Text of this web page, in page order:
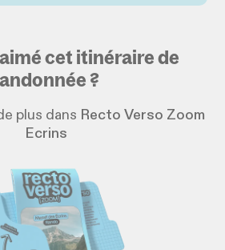
cet itinéraire de
?
plus dans Recto Verso Zoom
Ecrins